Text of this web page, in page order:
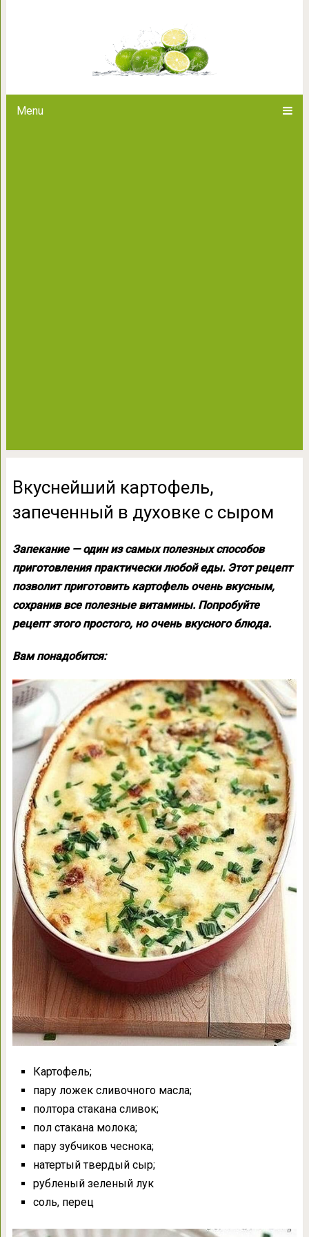
Menu
Вкуснейший картофель,
запеченный в духовке с сыром
Запекание — один из самых полезных способов
приготовления практически любой еды. Этот рецепт
позволит приготовить картофель очень вкусным,
сохранив все полезные витамины. Попробуйте
рецепт этого простого, но очень вкусного блюда.
Вам понадобится:
Картофель;
пару ложек сливочного масла;
полтора стакана сливок;
пол стакана молока;
пару зубчиков чеснока;
натертый твердый сыр;
рубленый зеленый лук
соль, перец